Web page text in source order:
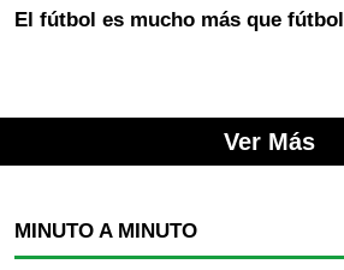
El fútbol es mucho más que fútbol
Ver Más
MINUTO A MINUTO